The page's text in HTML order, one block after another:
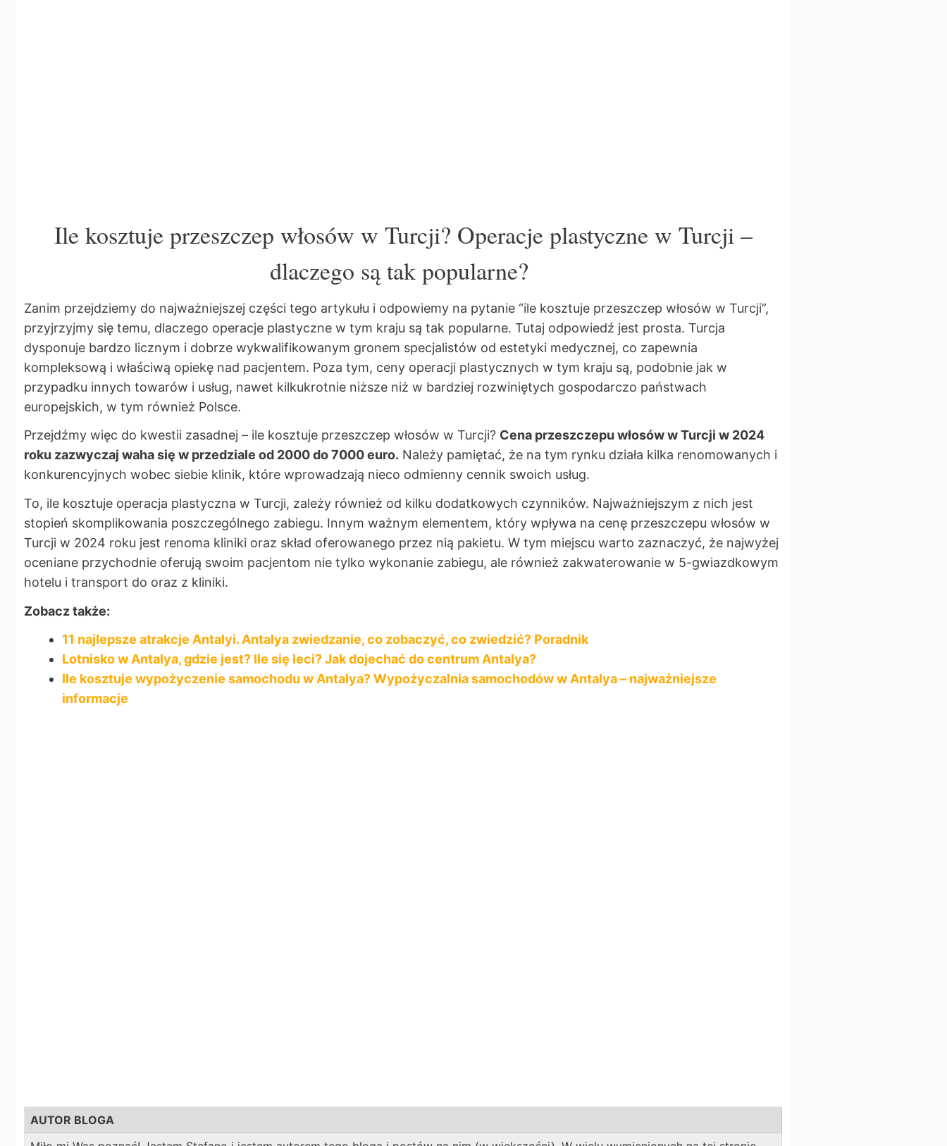
Ile kosztuje przeszczep włosów w Turcji? Operacje plastyczne w Turcji –
dlaczego są tak popularne?
Zanim przejdziemy do najważniejszej części tego artykułu i odpowiemy na pytanie “ile kosztuje przeszczep włosów w Turcji”,
przyjrzyjmy się temu, dlaczego operacje plastyczne w tym kraju są tak popularne. Tutaj odpowiedź jest prosta. Turcja
dysponuje bardzo licznym i dobrze wykwalifikowanym gronem specjalistów od estetyki medycznej, co zapewnia
kompleksową i właściwą opiekę nad pacjentem. Poza tym, ceny operacji plastycznych w tym kraju są, podobnie jak w
przypadku innych towarów i usług, nawet kilkukrotnie niższe niż w bardziej rozwiniętych gospodarczo państwach
europejskich, w tym również Polsce.
Przejdźmy więc do kwestii zasadnej – ile kosztuje przeszczep włosów w Turcji? Cena przeszczepu włosów w Turcji w 2024
roku zazwyczaj waha się w przedziale od 2000 do 7000 euro. Należy pamiętać, że na tym rynku działa kilka renomowanych i
konkurencyjnych wobec siebie klinik, które wprowadzają nieco odmienny cennik swoich usług.
To, ile kosztuje operacja plastyczna w Turcji, zależy również od kilku dodatkowych czynników. Najważniejszym z nich jest
stopień skomplikowania poszczególnego zabiegu. Innym ważnym elementem, który wpływa na cenę przeszczepu włosów w
Turcji w 2024 roku jest renoma kliniki oraz skład oferowanego przez nią pakietu. W tym miejscu warto zaznaczyć, że najwyżej
oceniane przychodnie oferują swoim pacjentom nie tylko wykonanie zabiegu, ale również zakwaterowanie w 5-gwiazdkowym
hotelu i transport do oraz z kliniki.
Zobacz także:
11 najlepsze atrakcje Antalyi. Antalya zwiedzanie, co zobaczyć, co zwiedzić? Poradnik
Lotnisko w Antalya, gdzie jest? Ile się leci? Jak dojechać do centrum Antalya?
Ile kosztuje wypożyczenie samochodu w Antalya? Wypożyczalnia samochodów w Antalya – najważniejsze
informacje
AUTOR BLOGA